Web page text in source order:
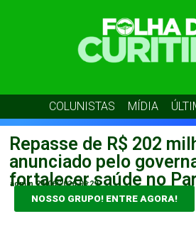
COLUNISTAS MÍDIA
Repasse de R$ 202
anunciado pelo
fortalecer saúde no
admin 24/06/2026 09:29
NOSSO GRUPO! ENTRE AGORA!